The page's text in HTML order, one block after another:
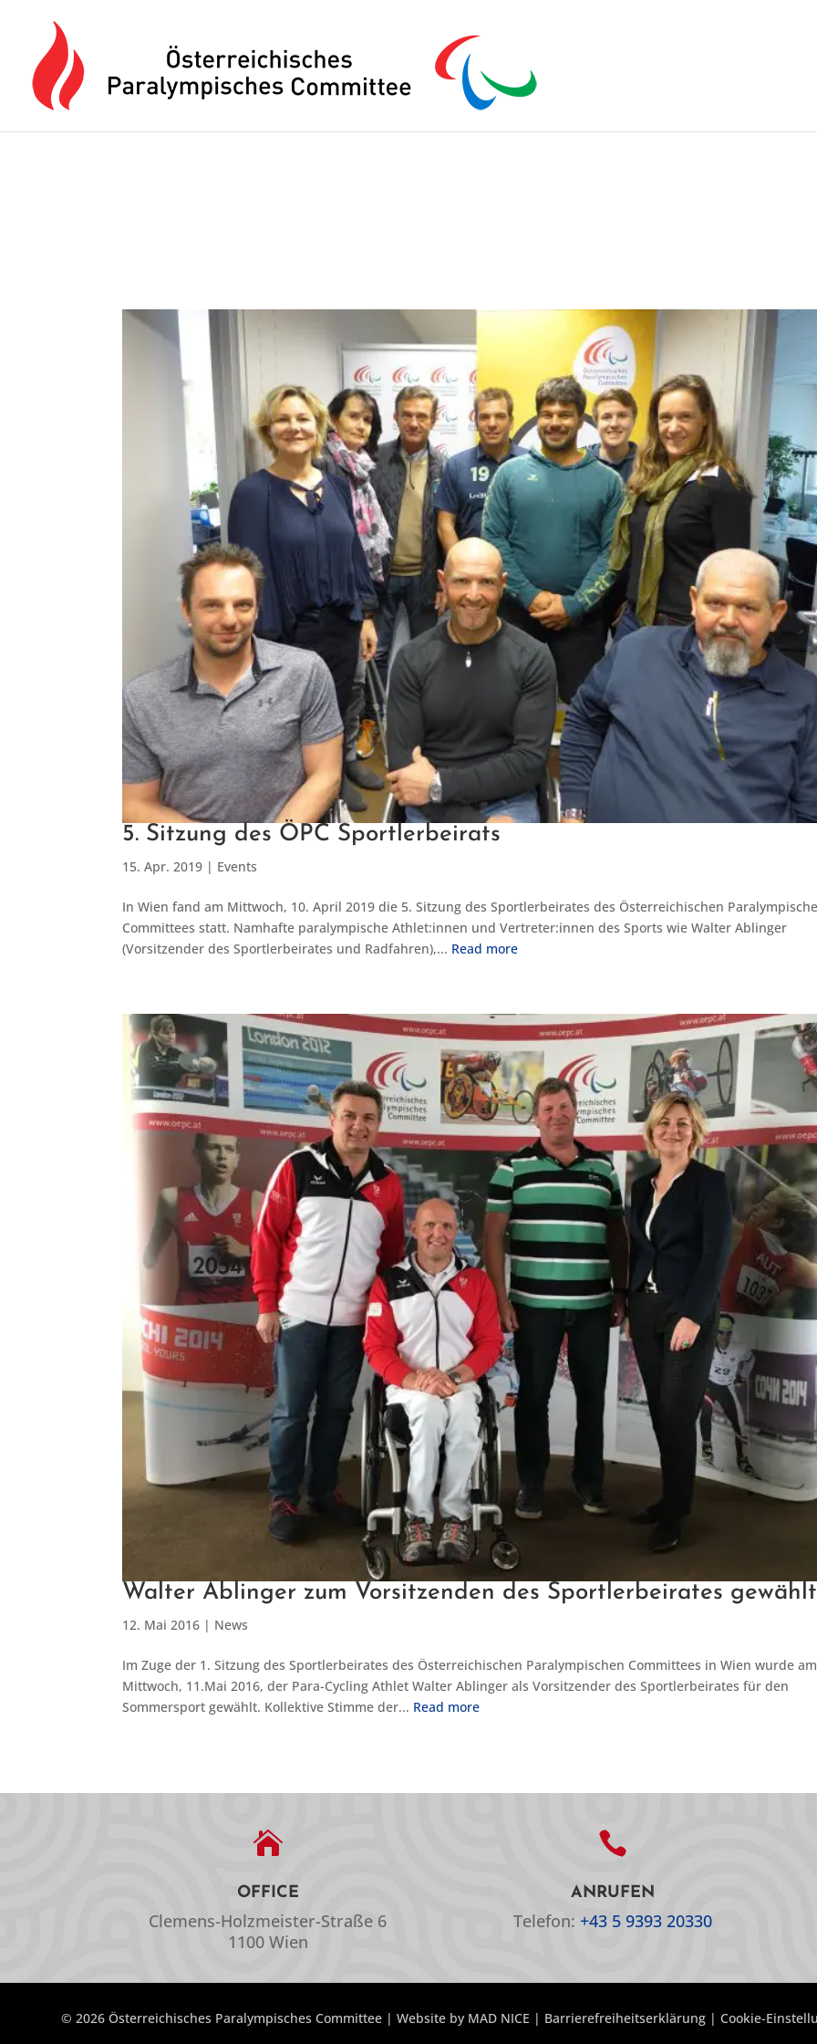
5. Sitzung des ÖPC Sportlerbeirats
15. Apr. 2019 | Events
In Wien fand am Mittwoch, 10. April 2019 die 5. Sitzung des Sportlerbeirates des Österreichischen
Committees statt. Namhafte paralympische Athlet:innen und Vertreter:innen des Sports wie Walter Ablinger
(Vorsitzender des Sportlerbeirates und Radfahren),... Read more
Walter Ablinger zum Vorsitzenden des Sportlerbeirates gewählt
12. Mai 2016 | News
Im Zuge der 1. Sitzung des Sportlerbeirates des Österreichischen Paralympischen Committees in Wien wurde am
Mittwoch, 11.Mai 2016, der Para-Cycling Athlet Walter Ablinger als Vorsitzender des Sportlerbeirates für den
Sommersport gewählt. Kollektive Stimme der... Read more

OFFICE
Clemens-Holzmeister-Straße 6
1100 Wien

ANRUFEN
Telefon: +43 5 9393 20330
© 2026 Österreichisches Paralympisches Committee | Website by MAD NICE | Barrierefreiheitserklärung |Cookie-